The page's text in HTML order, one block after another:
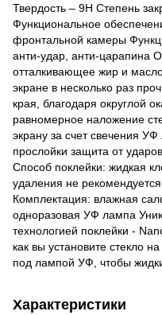
Твердость – 9H Степень
Функциональное
фронтальной камеры
анти-удар, анти-царапина
отталкивающее жир и
экране в несколько раз
края, благодаря округлой
равномерное наложение
экрану за счет свечения
прослойки защита от
Способ поклейки: жидкая
удаления не
Комплектация: влажная
одноразовая УФ лампа
технологией поклейки -
как вы установите стекло
под лампой УФ, чтобы
Характеристики